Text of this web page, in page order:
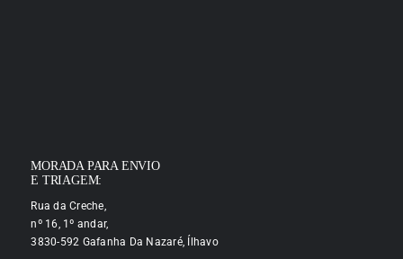
MORADA PARA ENVIO
E TRIAGEM:
Rua da Creche,
nº 16, 1º andar,
3830-592 Gafanha Da Nazaré, Ílhavo